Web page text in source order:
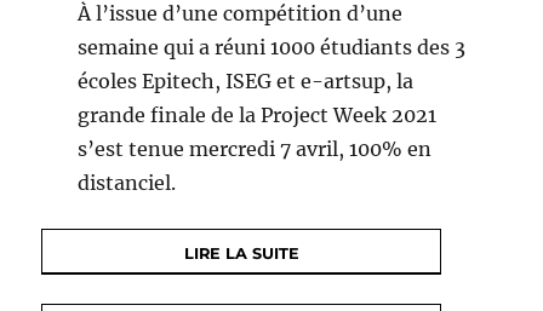
À l’issue d’une compétition d’une
semaine qui a réuni 1000 étudiants des 3
écoles Epitech, ISEG et e-artsup, la
grande finale de la Project Week 2021
s’est tenue mercredi 7 avril, 100% en
distanciel.
LIRE LA SUITE